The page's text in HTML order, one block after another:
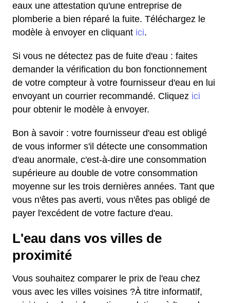
eaux une attestation qu'une entreprise de
plomberie a bien réparé la fuite. Téléchargez le
modèle à envoyer en cliquant ici.
Si vous ne détectez pas de fuite d'eau : faites
demander la vérification du bon fonctionnement
de votre compteur à votre fournisseur d'eau en lui
envoyant un courrier recommandé. Cliquez ici
pour obtenir le modèle à envoyer.
Bon à savoir : votre fournisseur d'eau est obligé
de vous informer s'il détecte une consommation
d'eau anormale, c'est-à-dire une consommation
supérieure au double de votre consommation
moyenne sur les trois dernières années. Tant que
vous n'êtes pas averti, vous n'êtes pas obligé de
payer l'excédent de votre facture d'eau.
L'eau dans vos villes de
proximité
Vous souhaitez comparer le prix de l'eau chez
vous avec les villes voisines ?À titre informatif,